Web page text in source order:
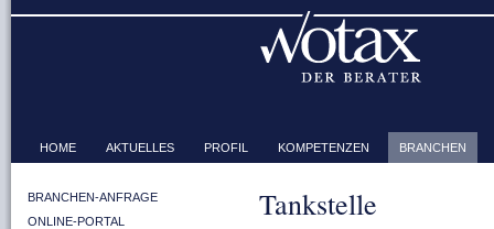
HOME AKTUELLES PROFIL KOMPETENZEN BRANCHEN
BRANCHEN-ANFRAGE
ONLINE-PORTAL
Tankstelle